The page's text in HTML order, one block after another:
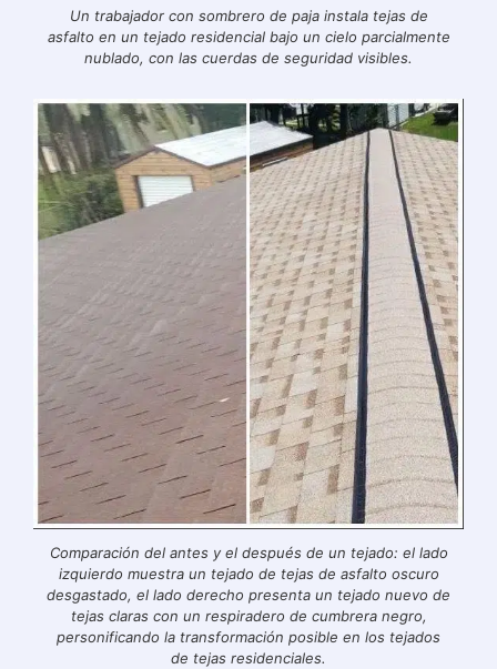
Un trabajador con sombrero de paja instala tejas de
asfalto en un tejado residencial bajo un cielo parcialmente
nublado, con las cuerdas de seguridad visibles.
Comparación del antes y el después de un tejado: el lado
izquierdo muestra un tejado de tejas de asfalto oscuro
desgastado, el lado derecho presenta un tejado nuevo de
tejas claras con un respiradero de cumbrera negro,
personificando la transformación posible en los tejados
de tejas residenciales.